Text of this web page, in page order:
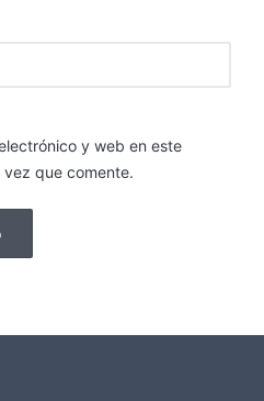
y web en este
que comente.